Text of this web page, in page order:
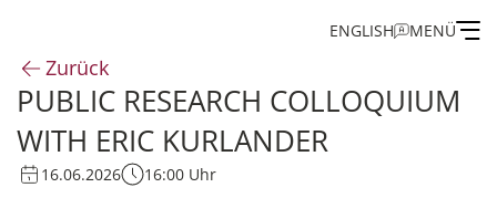
ENGLISH MENÜ
Institut
Administration
Zurück
PUBLIC RESEARCH COLLOQUIUM
WITH ERIC KURLANDER
16.06.2026 16:00 Uhr